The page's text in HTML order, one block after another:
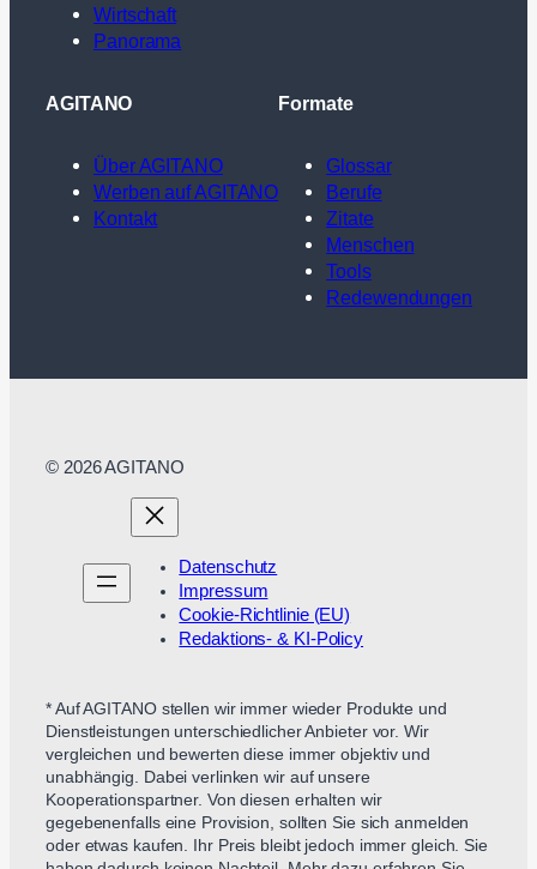
Wirtschaft
Panorama
AGITANO
Über AGITANO
Werben auf AGITANO
Kontakt
Formate
Glossar
Berufe
Zitate
Menschen
Tools
Redewendungen
© 2026 AGITANO
Datenschutz
Impressum
Cookie-Richtlinie (EU)
Redaktions- & KI-Policy
* Auf AGITANO stellen wir immer wieder Produkte und
Dienstleistungen unterschiedlicher Anbieter vor. Wir
vergleichen und bewerten diese immer objektiv und
unabhängig. Dabei verlinken wir auf unsere
Kooperationspartner. Von diesen erhalten wir
gegebenenfalls eine Provision, sollten Sie sich anmelden
oder etwas kaufen. Ihr Preis bleibt jedoch immer gleich. Sie